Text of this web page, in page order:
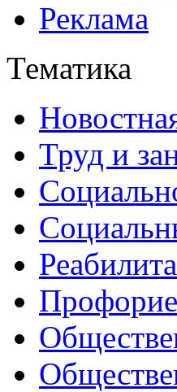
Реклама
Тематика
Труд и